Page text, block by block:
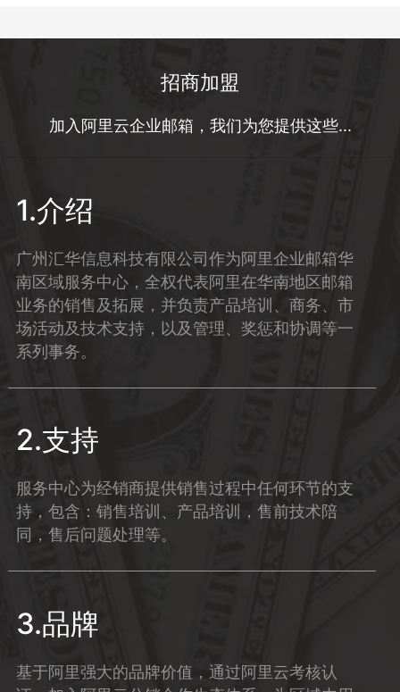
招商加盟
加入阿里云企业邮箱，我们为您提供这些...
1.介绍
广州汇华信息科技有限公司作为阿里企业邮箱华
南区域服务中心，全权代表阿里在华南地区邮箱
业务的销售及拓展，并负责产品培训、商务、市
场活动及技术支持，以及管理、奖惩和协调等一
系列事务。
2.支持
服务中心为经销商提供销售过程中任何环节的支
持，包含：销售培训、产品培训，售前技术陪
同，售后问题处理等。
3.品牌
基于阿里强大的品牌价值，通过阿里云考核认